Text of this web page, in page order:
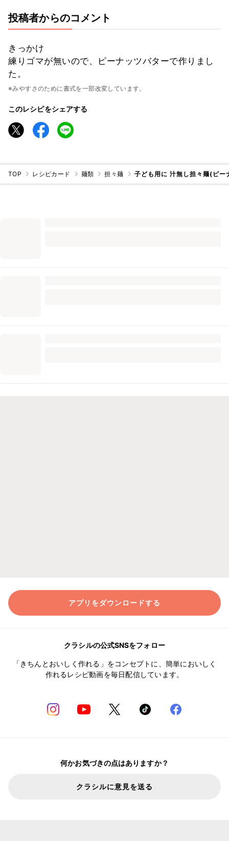
投稿者からのコメント
きっかけ
練りゴマが無いので、ピーナッツバターで作りまし
た。
※みやすさのために書式を一部改変しています。
このレシピをシェアする
TOP レシピカード 麺類 担々麺 子ども用に 汁無し担々麺(ピー
アプリをダウンロードする
クラシルの公式SNSをフォロー
「きちんとおいしく作れる」をコンセプトに、簡単においしく
作れるレシピ動画を毎日配信しています。
何かお気づきの点はありますか？
クラシルに意見を送る